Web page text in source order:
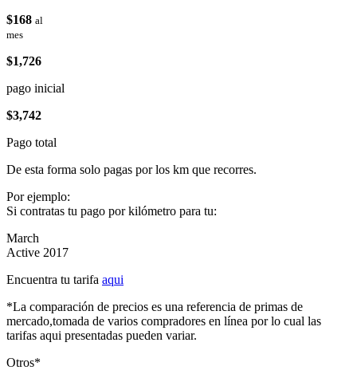
$168 al
mes
$1,726
pago inicial
$3,742
Pago total
De esta forma solo pagas por los km que recorres.
Por ejemplo:
Si contratas tu pago por kilómetro para tu:
March
Active 2017
Encuentra tu tarifa aqui
*La comparación de precios es una referencia de primas de
mercado,tomada de varios compradores en línea por lo cual las
tarifas aqui presentadas pueden variar.
Otros*